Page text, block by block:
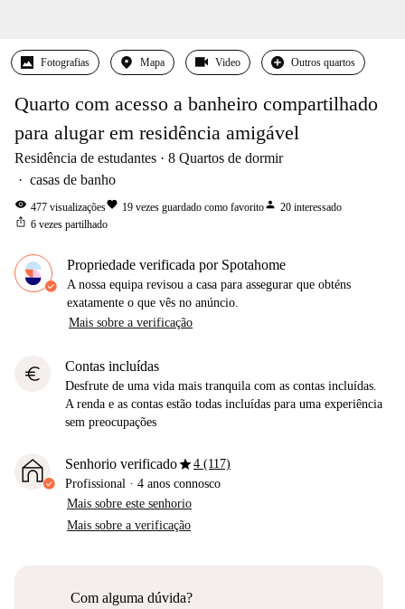
Fotografias Mapa Video Outros quartos
Quarto com acesso a banheiro compartilhado
para alugar em residência amigável
Residência de estudantes 8 Quartos de dormir
casas de banho
visibility 477 visualizaçõesfavorite 19 vezes guardado como favoritoperson 20 interessado
ios_share 6 vezes partilhado
Propriedade verificada por Spotahome
A nossa equipa revisou a casa para assegurar que obténs
exatamente o que vês no anúncio.
Mais sobre a verificação
euro Contas incluídas
Desfrute de uma vida mais tranquila com as contas incluídas.
A renda e as contas estão todas incluídas para uma experiência
sem preocupações
Senhorio verificadostar4 (117)
Profissional · 4 anos connosco
Mais sobre este senhorio
Mais sobre a verificação
Com alguma dúvida?